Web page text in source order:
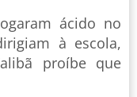
ácido no
à escola,
proíbe que